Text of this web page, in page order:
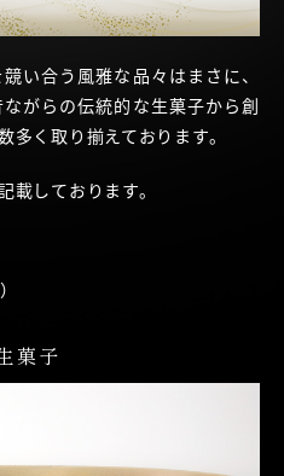
い合う風雅な品々はまさに、
がらの伝統的な生菓子から創
多く取り揃えております。
載しております。
菓子